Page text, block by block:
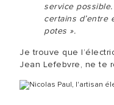
service
certains d’entre
potes ».
Je trouve que
Jean Lefebvre, ne te